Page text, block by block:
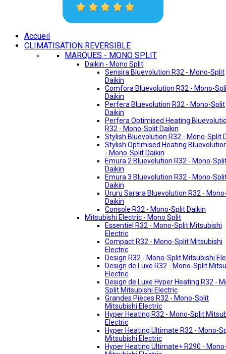
Accueil
CLIMATISATION REVERSIBLE
MARQUES - MONO SPLIT
Daikin - Mono Split
Sensira Bluevolution R32 - Mono-Split
Daikin
Comfora Bluevolution R32 - Mono-
Daikin
Perfera Bluevolution R32 - Mono-Split
Daikin
Perfera Optimised Heating
R32 - Mono-Split Daikin
Stylish Bluevolution R32 - Mono-Split
Stylish Optimised Heating
- Mono-Split Daikin
Emura 2 Bluevolution R32 - Mono-
Daikin
Emura 3 Bluevolution R32 - Mono-
Daikin
Ururu Sarara Bluevolution R32 -
Daikin
Console R32 - Mono-Split Daikin
Mitsubishi Electric - Mono Split
Essentiel R32 - Mono-Split Mitsubishi
Electric
Compact R32 - Mono-Split Mitsubishi
Electric
Design R32 - Mono-Split Mitsubishi
Design de Luxe R32 - Mono-Split
Electric
Design de Luxe Hyper Heating R32 -
Split Mitsubishi Electric
Grandes Pièces R32 - Mono-Split
Mitsubishi Electric
Hyper Heating R32 - Mono-Split
Electric
Hyper Heating Ultimate R32 - Mono-
Mitsubishi Electric
Hyper Heating Ultimate+ R290 -